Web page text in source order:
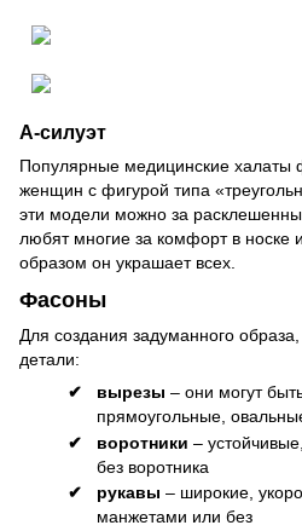
А-силуэт
Популярные медицинские халаты
женщин с фигурой типа
эти модели можно за
любят многие за комфорт в носке
образом он украшает всех.
Фасоны
Для создания задуманного
детали:
вырезы – они могут
прямоугольные,
воротники –
без воротника
рукавы – широкие,
манжетами или без